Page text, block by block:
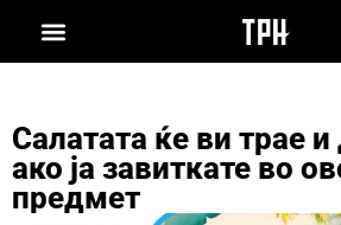
Салатата ќе ви трае
ако ја завиткате во
предмет